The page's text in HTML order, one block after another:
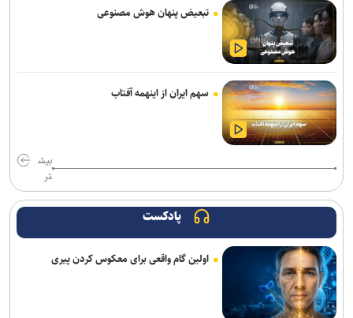
امروز
حریق ۳ سوله در شهرک صنعتی شمس‌آباد با ۲۶ مصدوم
وزیر بهداشت: سلامت مردم مناطق صنعتی به‌صورت مستمر رصد می‌شود
ضوابط جدید گزینش دانشجومعلمان ابلاغ شد
اعزام ۳۰۰ نیروی جهادی شهرداری تهران برای خدمت‌رسانی در اربعین
مسیر شمال به جنوب چالوس و آزادراه تهران ـ شمال مسدود شد
خستگی و خواب‌آلودگی؛ عامل اصلی تمام تصادفات زائران اربعین
زلزله کهنوج استان کرمان را لرزاند
تبعیض پنهان هوش مصنوعی
سهم ایران از اینهمه آفتاب
بیش
تر
پادکست
اولین گام واقعی برای معکوس کردن پیری